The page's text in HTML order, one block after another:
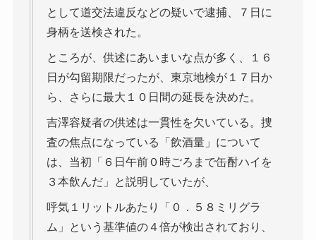
として道交法違反などの疑いで逮捕、７日に
身柄を送検された。
ところが、供述にあいまいな点が多く、１６
日が勾留期限だったが、東京地検が１７日か
ら、さらに最大１０日間の延長を決めた。
吉澤容疑者の供述は一貫性を欠いている。捜
査の焦点になっている「飲酒量」について
は、当初「６日午前０時ごろまで缶酎ハイを
３本飲んだ」と説明していたが、
呼気１リットルあたり「０．５８ミリグラ
ム」という基準値の４倍が検出されており、